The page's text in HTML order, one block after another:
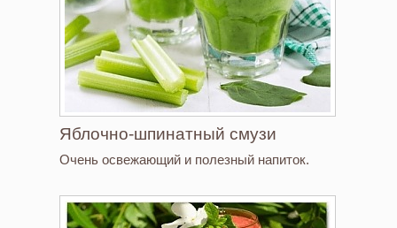
Яблочно-шпинатный смузи
Очень освежающий и полезный напиток.